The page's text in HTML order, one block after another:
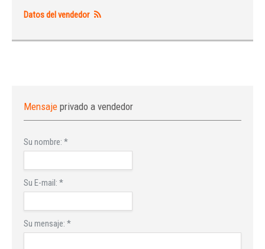
Datos del vendedor
Mensaje privado a vendedor
Su nombre: *
Su E-mail: *
Su mensaje: *